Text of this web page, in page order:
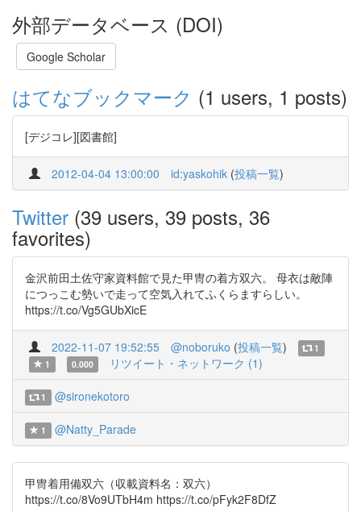
外部データベース (DOI)
Google Scholar
はてなブックマーク (1 users, 1 posts)
[デジコレ][図書館]
2012-04-04 13:00:00 id:yaskohik (投稿一覧)
Twitter (39 users, 39 posts, 36
favorites)
金沢前田土佐守家資料館で見た甲冑の着方双六。 母衣は敵陣
につっこむ勢いで走って空気入れてふくらますらしい。
https://t.co/Vg5GUbXicE
2022-11-07 19:52:55 @noboruko (投稿一覧)
1
1
0.000 リツイート・ネットワーク (1)
1 @sironekotoro
1 @Natty_Parade
甲冑着用備双六（収載資料名：双六）
https://t.co/8Vo9UTbH4m https://t.co/pFyk2F8DfZ